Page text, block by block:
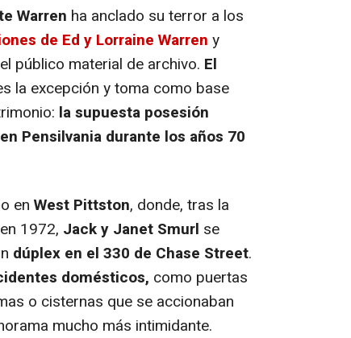
Warren ha anclado su terror a los
de Ed y Lorraine Warren y
público material de archivo. El
la excepción y toma como base
la supuesta posesión
Pensilvania durante los años 70
en West Pittston, donde, tras la
1972, Jack y Janet Smurl se
dúplex en el 330 de Chase Street.
domésticos, como puertas
o cisternas que se accionaban
mucho más intimidante.